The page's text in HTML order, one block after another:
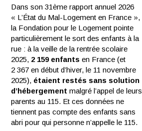
Dans son 31ème rapport annuel 2026
« L’État du Mal-Logement en France »,
la Fondation pour le Logement pointe
particulièrement le sort des enfants à la
rue : à la veille de la rentrée scolaire
2025, 2 159 enfants en France (et
2 367 en début d’hiver, le 11 novembre
2025), étaient restés sans solution
d’hébergementmalgré l’appel de leurs
parents au 115. Et ces données ne
tiennent pas compte des enfants sans
abri pour qui personne n’appelle le 115.